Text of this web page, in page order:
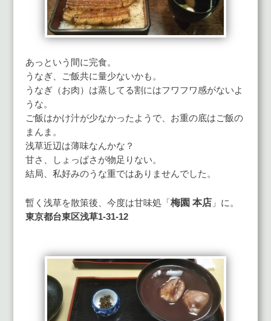
あっという間に完食。
うなぎ、ご飯共に量少ないかも。
うなぎ（お肉）は蒸してる割にはフワフワ感がないよ
うな。
ご飯はかけ汁が少なかったようで、お重の底はご飯の
まんま。
浅草近辺は薄味なんかな？
甘さ、しょっぱさが物足りない。
結局、私好みのうな重ではありませんでした。
暫く浅草を散策後、今度は甘味処「 梅園 本店 」に。
東京都台東区浅草1-31-12